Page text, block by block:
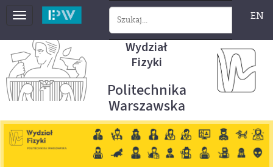
Toggle
EN
Wydział
Fizyki
Politechnika
Warszawska